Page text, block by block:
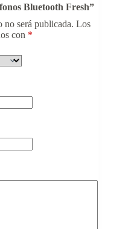
Bluetooth Fresh”
no será publicada. Los
con *